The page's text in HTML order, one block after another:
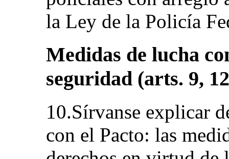
la Ley de la Policía
Medidas de lucha
seguridad (arts. 9,
10.Sírvanse explicar
con el Pacto: las